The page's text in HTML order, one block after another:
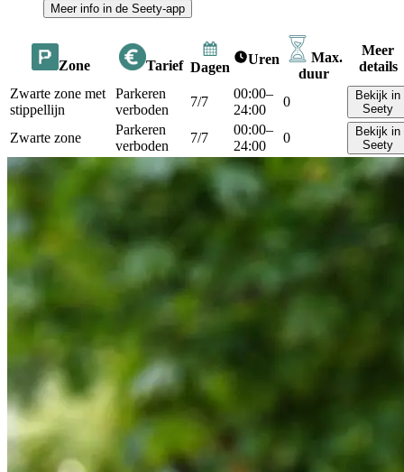
Meer info in de Seety-app
Zone Tarief Dagen
Uren
Max.
duur
Meer
details
Zwarte zone met
stippellijn
Parkeren
verboden
7/7
00:00–
24:00
0
Bekijk in
Seety
Zwarte zone
Parkeren
verboden
7/7
00:00–
24:00
0
Bekijk in
Seety